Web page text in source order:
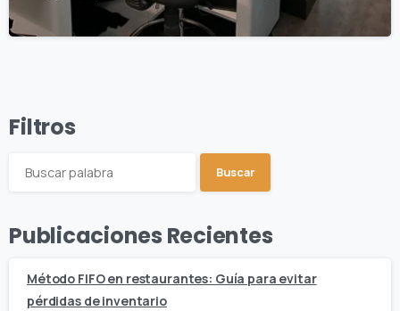
Filtros
Buscar
Publicaciones Recientes
Método FIFO en restaurantes: Guía para evitar
pérdidas de inventario